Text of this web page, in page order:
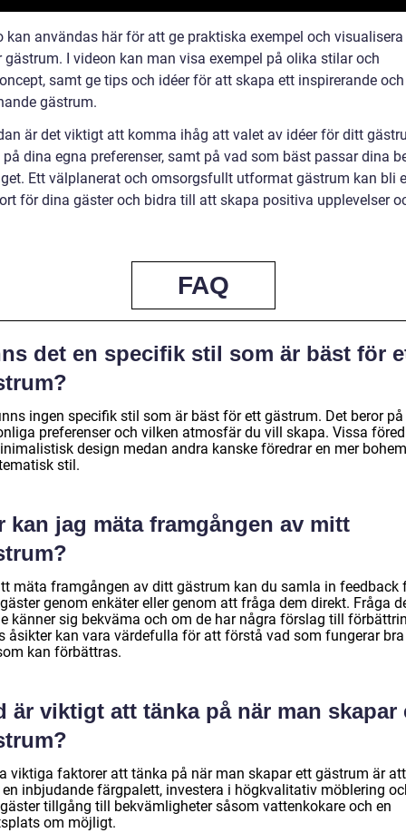
kan användas här för att ge praktiska exempel och
gästrum. I videon kan man visa exempel på olika stilar och
samt ge tips och idéer för att skapa ett inspirerande och
gästrum.
är det viktigt att komma ihåg att valet av idéer för ditt
på dina egna preferenser, samt på vad som bäst passar dina
Ett välplanerat och omsorgsfullt utformat gästrum kan bli
för dina gäster och bidra till att skapa positiva upplevelser
FAQ
det en specifik stil som är bäst för
ingen specifik stil som är bäst för ett gästrum. Det beror
preferenser och vilken atmosfär du vill skapa. Vissa
design medan andra kanske föredrar en mer
stil.
kan jag mäta framgången av mitt
mäta framgången av ditt gästrum kan du samla in feedback
genom enkäter eller genom att fråga dem direkt. Fråga
känner sig bekväma och om de har några förslag till
åsikter kan vara värdefulla för att förstå vad som fungerar
kan förbättras.
är viktigt att tänka på när man skapar
viktiga faktorer att tänka på när man skapar ett gästrum är att
inbjudande färgpalett, investera i högkvalitativ möblering
tillgång till bekvämligheter såsom vattenkokare och en
om möjligt.